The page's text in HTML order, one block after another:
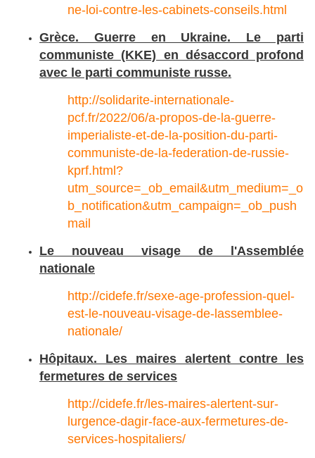
ne-loi-contre-les-cabinets-conseils.html
Grèce. Guerre en Ukraine. Le parti
communiste (KKE) en désaccord profond
avec le parti communiste russe.
http://solidarite-internationale-
pcf.fr/2022/06/a-propos-de-la-guerre-
imperialiste-et-de-la-position-du-parti-
communiste-de-la-federation-de-russie-
kprf.html?
utm_source=_ob_email&utm_medium=_o
b_notification&utm_campaign=_ob_push
mail
Le nouveau visage de l'Assemblée
nationale
http://cidefe.fr/sexe-age-profession-quel-
est-le-nouveau-visage-de-lassemblee-
nationale/
Hôpitaux. Les maires alertent contre les
fermetures de services
http://cidefe.fr/les-maires-alertent-sur-
lurgence-dagir-face-aux-fermetures-de-
services-hospitaliers/